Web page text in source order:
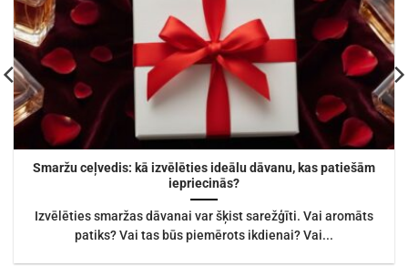
Smaržu ceļvedis: kā izvēlēties ideālu dāvanu, kas patiešām
iepriecinās?
Izvēlēties smaržas dāvanai var šķist sarežģīti. Vai aromāts
patiks? Vai tas būs piemērots ikdienai? Vai...